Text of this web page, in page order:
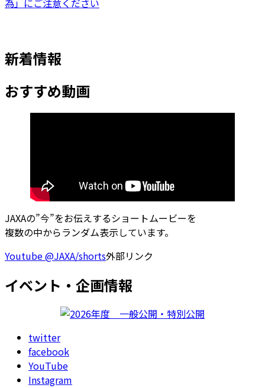
新着情報
おすすめ動画
JAXAの”今”をお伝えするショートムービーを
複数の中からランダム表示しています。
Youtube @JAXA/shorts外部リンク
イベント・企画情報
twitter
facebook
YouTube
Instagram